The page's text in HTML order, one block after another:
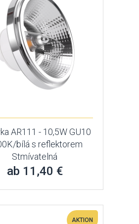
AR111 - 10,5W GU10
bílá s reflektorem
Stmívatelná
ab 11,40 €
AKTION